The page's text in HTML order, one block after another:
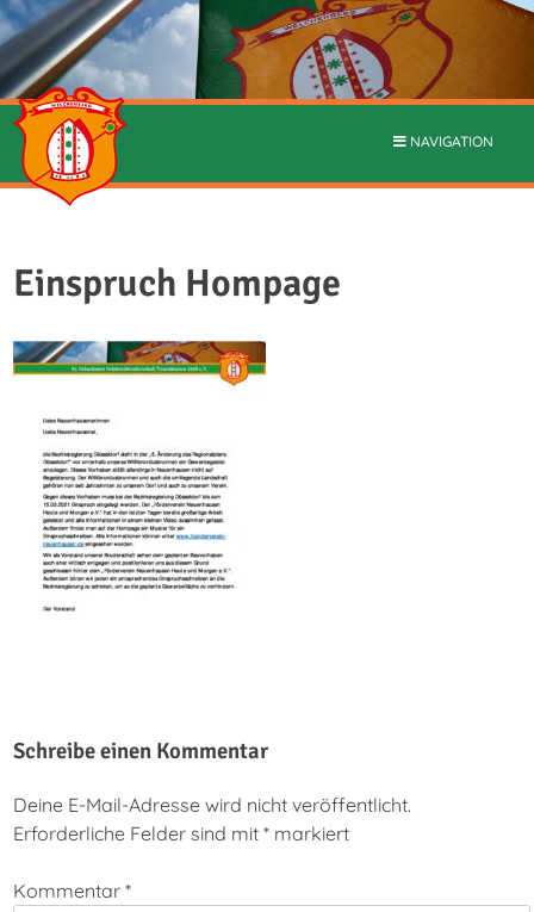
NAVIGATION
Einspruch Hompage
Schreibe einen Kommentar
Deine E-Mail-Adresse wird nicht veröffentlicht.
Erforderliche Felder sind mit* markiert
Kommentar*